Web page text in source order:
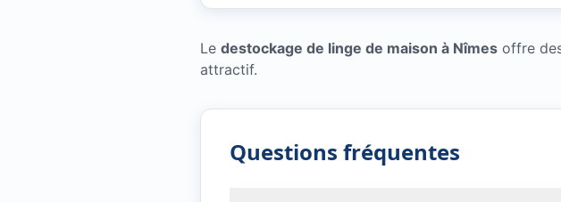
Le destockage de linge de maison à Nîmes offre
attractif.
Questions fréquentes